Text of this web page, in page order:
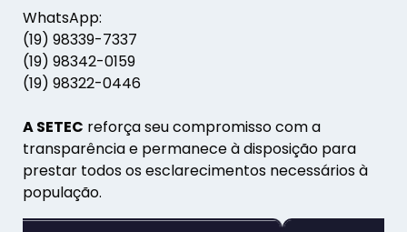
WhatsApp:
(19) 98339-7337
(19) 98342-0159
(19) 98322-0446
A SETEC reforça seu compromisso com a
transparência e permanece à disposição para
prestar todos os esclarecimentos necessários à
população.